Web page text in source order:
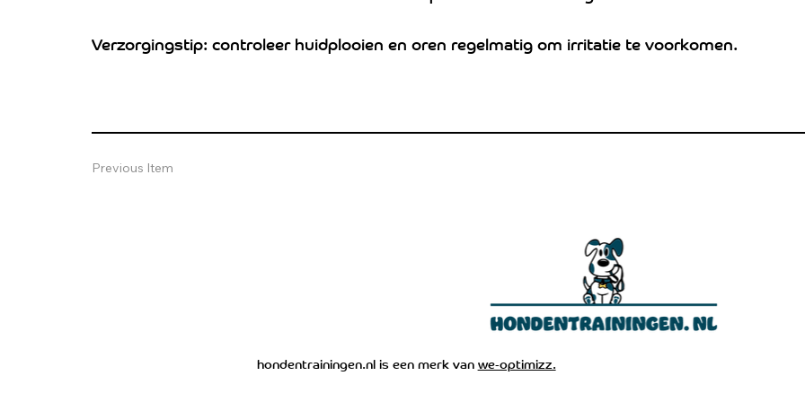
Verzorgingstip: controleer huidplooien en oren regelmatig om irritatie te voorkomen.
Previous Item
hondentrainingen.nl is een merk vanwe-optimizz.